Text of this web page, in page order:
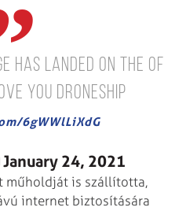
has landed on the Of
You droneship
6gWWlLiXdG
January 24, 2021
műholdját is szállította,
internet biztosítására